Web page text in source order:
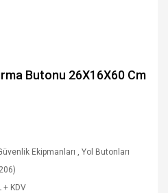
Butonu 26X16X60 Cm
Ekipmanları ,Yol Butonları
+ KDV